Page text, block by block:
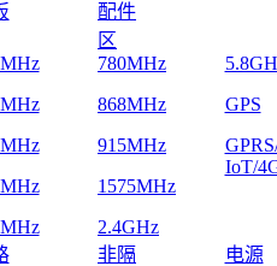
配件
区
780MHz
868MHz
915MHz
1575MHz
2.4GHz
GPS
IoT/
非隔
电源